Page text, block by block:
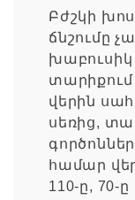
Բժշկի
ճնշումը
խաբուսիկ
վերին
սեռից,
համար
110-ը,